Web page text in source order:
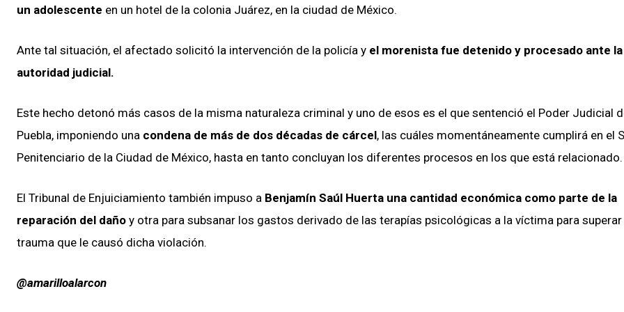
un adolescente en un hotel de la colonia Juárez, en la ciudad de México.
Ante tal situación, el afectado solicitó la intervención de la policía y el morenista fue detenido y procesado ante la
autoridad judicial.
Este hecho detonó más casos de la misma naturaleza criminal y uno de esos es el que sentenció el Poder Judicial
Puebla, imponiendo una condena de más de dos décadas de cárcel, las cuáles momentáneamente cumplirá en el
Penitenciario de la Ciudad de México, hasta en tanto concluyan los diferentes procesos en los que está relacionado.
El Tribunal de Enjuiciamiento también impuso a Benjamín Saúl Huerta una cantidad económica como parte de la
reparación del daño y otra para subsanar los gastos derivado de las terapías psicológicas a la víctima para superar
trauma que le causó dicha violación.
@amarilloalarcon